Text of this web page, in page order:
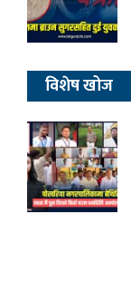
विशेष खोज